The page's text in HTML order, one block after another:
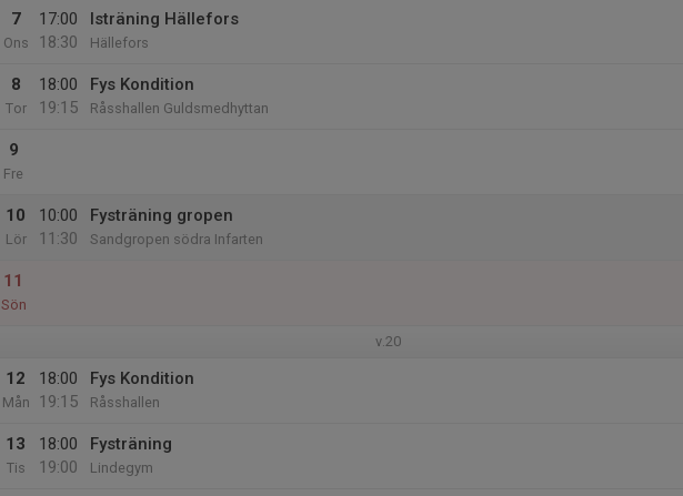
7
Ons
17:00
18:30
Isträning Hällefors
Hällefors
8
Tor
18:00
19:15
Fys Kondition
Råsshallen Guldsmedhyttan
9
Fre
10
Lör
10:00
11:30
Fysträning gropen
Sandgropen södra Infarten
11
Sön
v.20
12
Mån
18:00
19:15
Fys Kondition
Råsshallen
13
Tis
18:00
19:00
Fysträning
Lindegym